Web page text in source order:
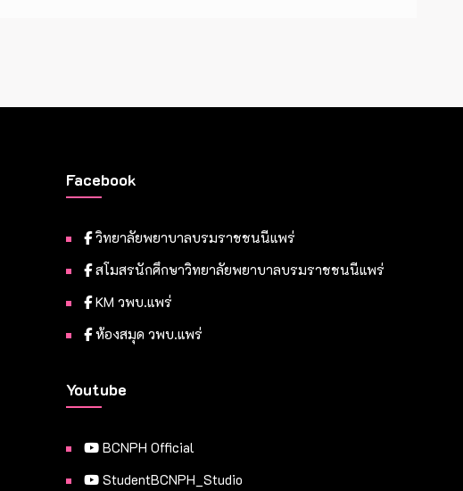
Facebook
วิทยาลัยพยาบาลบรมราชชนนีแพร่
สโมสรนักศึกษาวิทยาลัยพยาบาลบรมราชชนนีแพร่
KM วพบ.แพร่
ห้องสมุด วพบ.แพร่
Youtube
BCNPH Official
StudentBCNPH_Studio